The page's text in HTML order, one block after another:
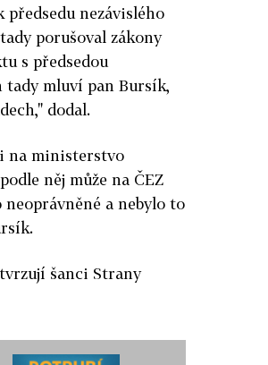
předsedu nezávislého
porušoval zákony
s předsedou
tady mluví pan Bursík,
dodal.
na ministerstvo
něj může na ČEZ
a nebylo to
šanci Strany